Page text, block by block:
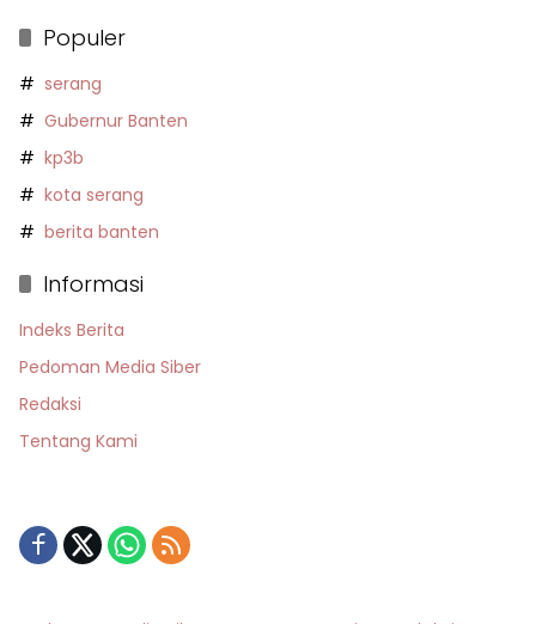
Populer
serang
Gubernur Banten
kp3b
kota serang
berita banten
Informasi
Indeks Berita
Pedoman Media Siber
Redaksi
Tentang Kami